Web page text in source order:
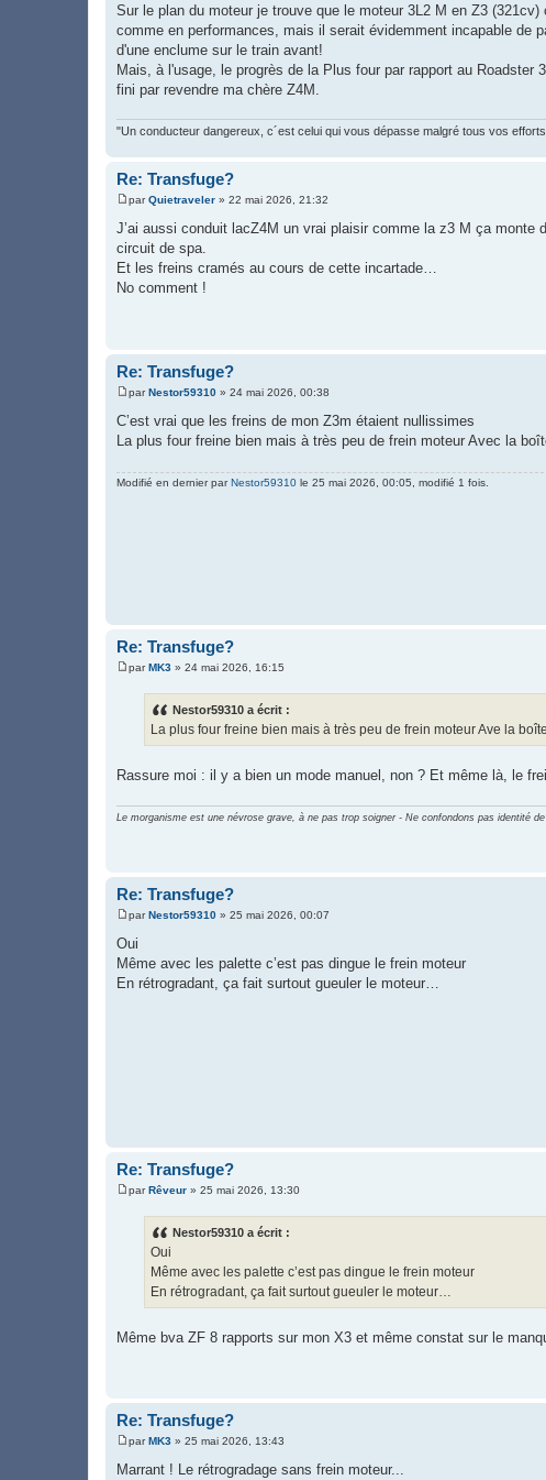
Sur le plan du moteur je trouve que le moteur 3L2 M en Z3
comme en performances, mais il serait évidemment incapable de
d'une enclume sur le train avant!
Mais, à l'usage, le progrès de la Plus four par rapport au
fini par revendre ma chère Z4M.
"Un conducteur dangereux, c´est celui qui vous dépasse malgré tous vos
Re: Transfuge?
M
s
s
a
g
e
parQuietraveler » 22 mai 2026, 21:32
J’ai aussi conduit lacZ4M un vrai plaisir comme la z3 M ça monte
circuit de spa.
Et les freins cramés au cours de cette incartade…
No comment !
Re: Transfuge?
M
s
s
e
parNestor59310 » 24 mai 2026, 00:38
C’est vrai que les freins de mon Z3m étaient nullissimes
La plus four freine bien mais à très peu de frein moteur Avec la
Modifié en dernier parNestor59310 le 25 mai 2026, 00:05, modifié 1 fois.
Re: Transfuge?
M
parMK3 » 24 mai 2026, 16:15
Nestor59310 a écrit :
La plus four freine bien mais à très peu de frein moteur Ave la
Rassure moi : il y a bien un mode manuel, non ? Et même là, le
Le morganisme est une névrose grave, à ne pas trop soigner - Ne confondons pas identité
Re: Transfuge?
M
s
s
g
parNestor59310 » 25 mai 2026, 00:07
Oui
Même avec les palette c’est pas dingue le frein moteur
En rétrogradant, ça fait surtout gueuler le moteur…
Re: Transfuge?
M
parRêveur » 25 mai 2026, 13:30
Nestor59310 a écrit :
Oui
Même avec les palette c’est pas dingue le frein moteur
En rétrogradant, ça fait surtout gueuler le moteur…
Même bva ZF 8 rapports sur mon X3 et même constat sur le
Re: Transfuge?
M
s
parMK3 » 25 mai 2026, 13:43
Marrant ! Le rétrogradage sans frein moteur...